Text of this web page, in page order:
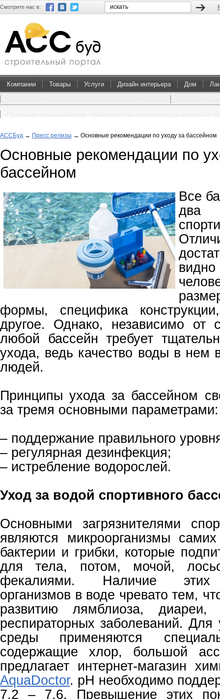
Смотрите нас в:
Компании Товары Услуги Дизайн интерьера Дом
АССБуд → Пресс релизы → Основные рекомендации по уходу за бассейном
Основные рекомендации по
бассейном
Все
два
формы, специфика
другое. Однако, независимо от
любой бассейн требует
ухода, ведь качество воды в нем
людей.
Принципы ухода за бассейном
за тремя основными параметрами:
– поддержание правильного
– регулярная дезинфекция;
– истребление водорослей.
Уход за водой спортивного
Основными загрязнителями
являются микроорганизмы
бактерии и грибки, которые
для тела, потом, мочой,
фекалиями. Наличие этих
организмов в воде чревато тем,
развитию лямблиоза, диареи,
респираторных заболеваний. Для
среды применяются
содержащие хлор, большой
предлагает интернет-магазин
AquaDoctor. рН необходимо
7.2 – 7.6. Превышение этих